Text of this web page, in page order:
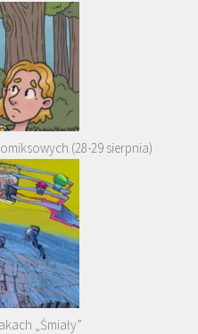
(28-29 sierpnia)
„Śmiały”